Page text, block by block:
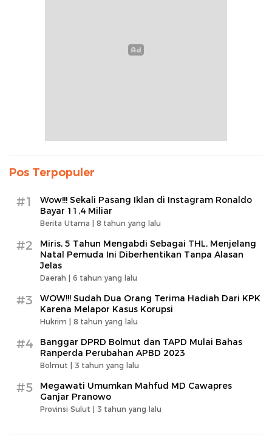
Pos Terpopuler
#1
Wow!!! Sekali Pasang Iklan di Instagram Ronaldo
Bayar 11,4 Miliar
Berita Utama | 8 tahun yang lalu
#2
Miris, 5 Tahun Mengabdi Sebagai THL, Menjelang
Natal Pemuda Ini Diberhentikan Tanpa Alasan
Jelas
Daerah | 6 tahun yang lalu
#3
WOW!!! Sudah Dua Orang Terima Hadiah Dari KPK
Karena Melapor Kasus Korupsi
Hukrim | 8 tahun yang lalu
#4
Banggar DPRD Bolmut dan TAPD Mulai Bahas
Ranperda Perubahan APBD 2023
Bolmut | 3 tahun yang lalu
#5
Megawati Umumkan Mahfud MD Cawapres
Ganjar Pranowo
Provinsi Sulut | 3 tahun yang lalu